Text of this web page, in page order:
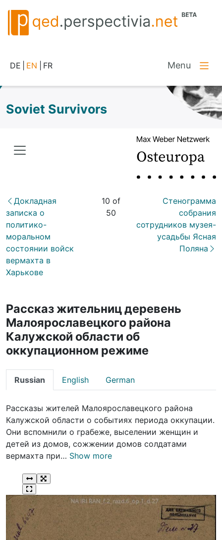
DE EN FR Menu
Soviet Survivors
Докладная
записка о
политико-
моральном
состоянии войск
вермахта в
Харькове
10 of
50
Стенограмма
собрания
сотрудников музея-
усадьбы Ясная
Поляна
Рассказ жительниц деревень
Малоярославецкого района
Калужской области об
оккупационном режиме
Russian English German
Рассказы жителей Малоярославецкого района
Калужской области о событиях периода оккупации.
Они вспомнили о грабеже, выселении женщин и
детей из домов, сожжении домов солдатами
вермахта при… Show more